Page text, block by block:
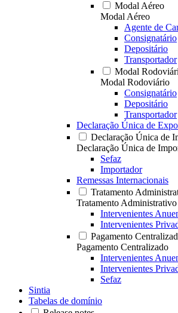
Modal Aéreo
Modal Aéreo
Agente de
Consignatário
Depositário
Transportador
Modal
Modal Rodoviário
Consignatário
Depositário
Transportador
Declaração Única de
Declaração Única de
Declaração Única de
Sefaz
Importador
Remessas Internacionais
Tratamento
Tratamento
Intervenientes
Intervenientes
Pagamento
Pagamento Centralizado
Intervenientes
Intervenientes
Sefaz
Sintia
Tabelas de domínio